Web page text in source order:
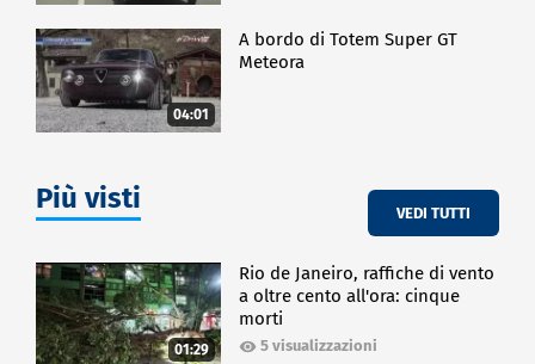
04:01
A bordo di Totem Super GT
Meteora
Più visti VEDI TUTTI
01:29
Rio de Janeiro, raffiche di vento
a oltre cento all'ora: cinque
morti
5 visualizzazioni